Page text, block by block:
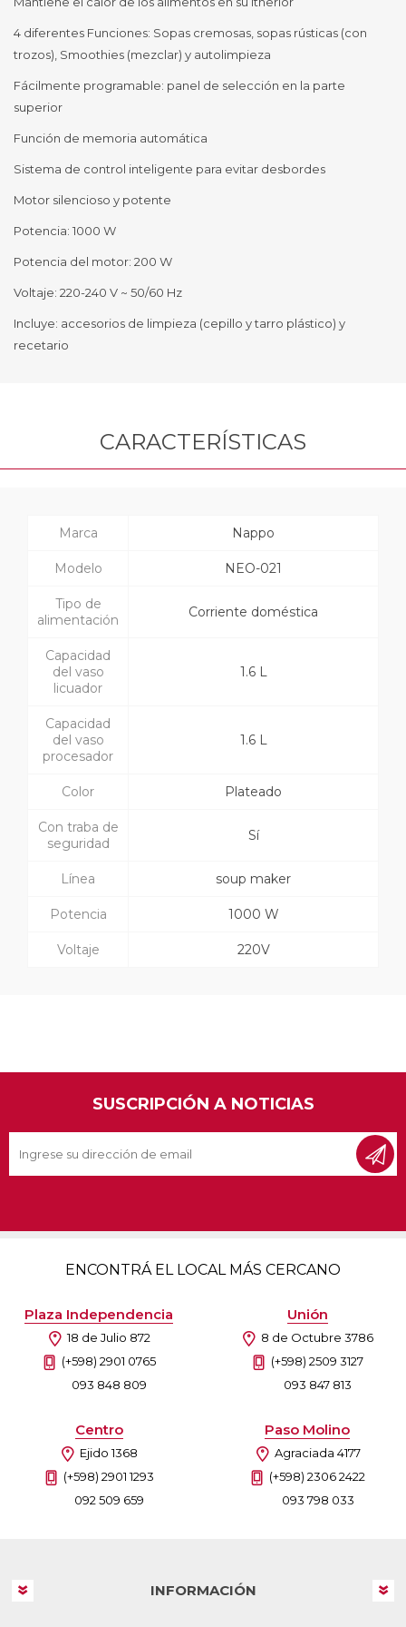
4 diferentes Funciones: Sopas cremosas, sopas rústicas (con
trozos), Smoothies (mezclar) y autolimpieza
Fácilmente programable: panel de selección en la parte
superior
Función de memoria automática
Sistema de control inteligente para evitar desbordes
Motor silencioso y potente
Potencia: 1000 W
Potencia del motor: 200 W
Voltaje: 220-240 V ~ 50/60 Hz
Incluye: accesorios de limpieza (cepillo y tarro plástico) y
recetario
CARACTERÍSTICAS
Marca Nappo
Modelo NEO-021
Tipo de
alimentación
Corriente doméstica
Capacidad
del vaso
licuador
1.6 L
Capacidad
del vaso
procesador
1.6 L
Color Plateado
Con traba de
seguridad
Sí
Línea soup maker
Potencia 1000 W
Voltaje 220V
SUSCRIPCIÓN A NOTICIAS
ENCONTRÁ EL LOCAL MÁS CERCANO
Plaza Independencia
18 de Julio 872
(+598) 2901 0765
093 848 809
Unión
8 de Octubre 3786
(+598) 2509 3127
093 847 813
Centro
Ejido 1368
(+598) 2901 1293
092 509 659
Paso Molino
Agraciada 4177
(+598) 2306 2422
093 798 033
INFORMACIÓN